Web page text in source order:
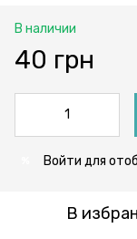
В наличии
40 грн
Войти для
В